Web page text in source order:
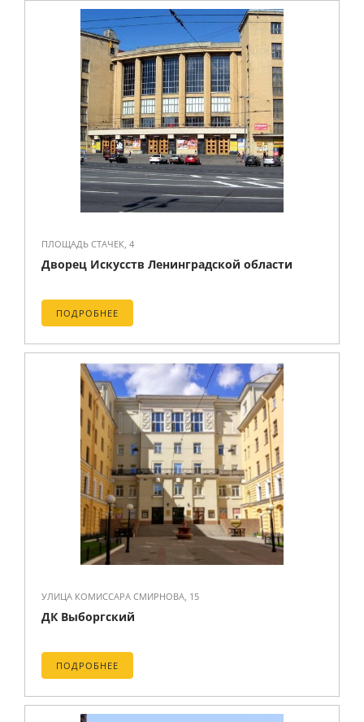
ПЛОЩАДЬ СТАЧЕК, 4
Дворец Искусств Ленинградской области
ПОДРОБНЕЕ
УЛИЦА КОМИССАРА СМИРНОВА, 15
ДК Выборгский
ПОДРОБНЕЕ